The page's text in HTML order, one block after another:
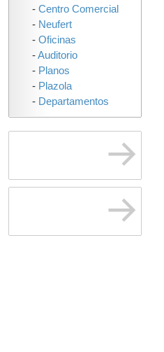
- Centro Comercial
- Neufert
- Oficinas
-Auditorio
- Planos
- Plazola
- Departamentos